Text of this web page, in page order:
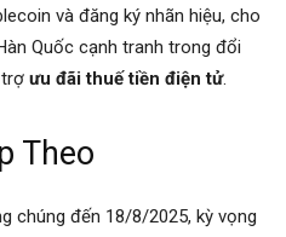
và đăng ký nhãn hiệu, cho
Quốc cạnh tranh trong đổi
ưu đãi thuế tiền điện tử.
Theo
chúng đến 18/8/2025, kỳ vọng